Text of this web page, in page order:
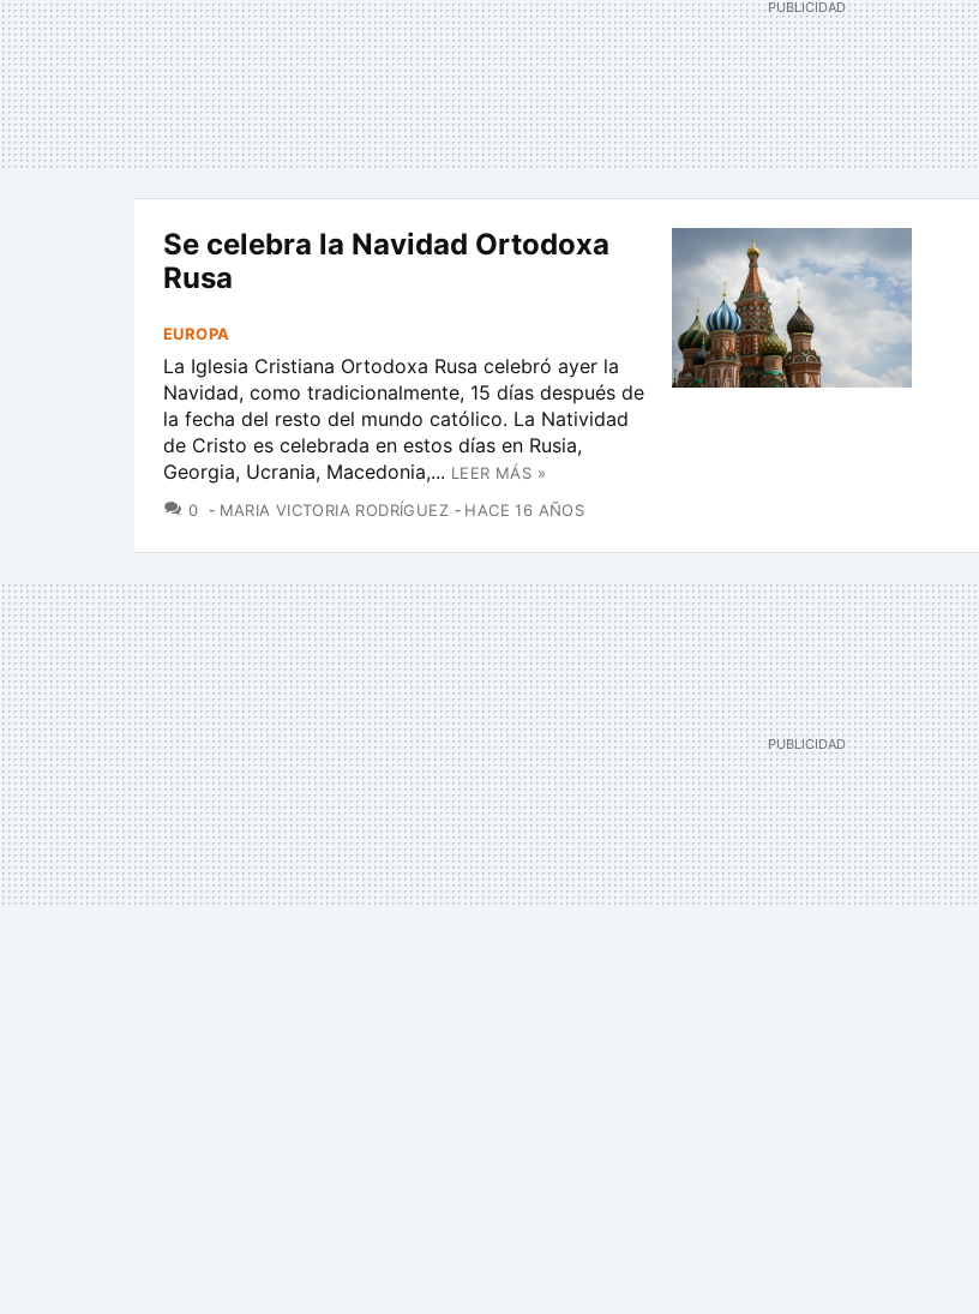
Se celebra la Navidad Ortodoxa
Rusa
EUROPA
La Iglesia Cristiana Ortodoxa Rusa celebró ayer la
Navidad, como tradicionalmente, 15 días después de
la fecha del resto del mundo católico. La Natividad
de Cristo es celebrada en estos días en Rusia,
Georgia, Ucrania, Macedonia,... LEER MÁS »
0 COMENTARIOS
MARIA VICTORIA RODRÍGUEZ HACE 16 AÑOS